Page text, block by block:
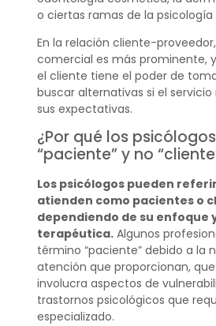
o ciertas ramas de la psicología
En la relación cliente-
comercial es más prominente,
el cliente tiene el poder de
buscar alternativas si el
sus expectativas.
¿Por qué los
“paciente” y no
Los psicólogos pueden
atienden como pacientes o
dependiendo de su enfoque
terapéutica.Algunos
término “paciente” debido a la
atención que proporcionan,
involucra aspectos de
trastornos psicológicos que
especializado.